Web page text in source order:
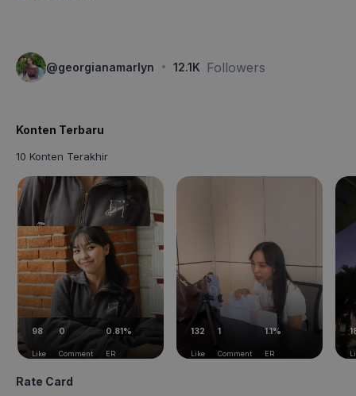
@georgianamarlyn · 12.1K Followers
Konten Terbaru
10 Konten Terakhir
98
Like
0
Comment
0.81%
ER
132
Like
1
Comment
1.1%
ER
Rate Card